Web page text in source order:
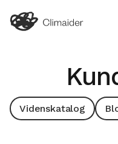
Videnskatalog